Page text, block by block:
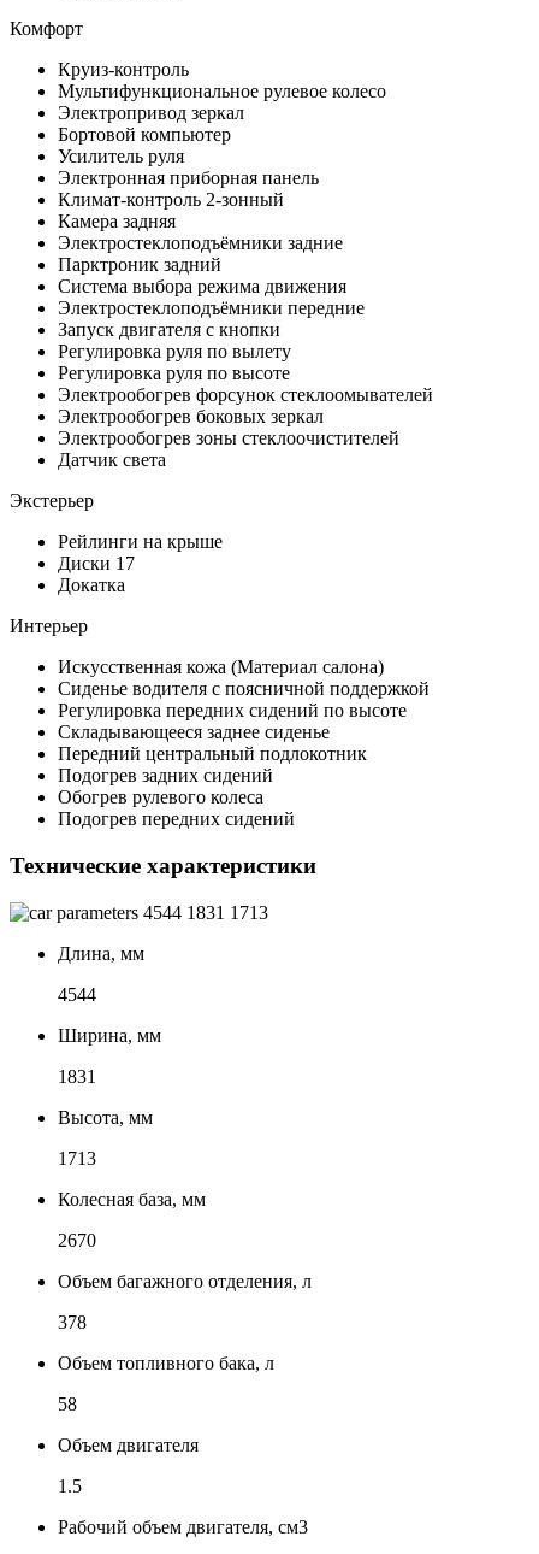
Комфорт
Круиз-контроль
Мультифункциональное рулевое колесо
Электропривод зеркал
Бортовой компьютер
Усилитель руля
Электронная приборная панель
Климат-контроль 2-зонный
Камера задняя
Электростеклоподъёмники задние
Парктроник задний
Система выбора режима движения
Электростеклоподъёмники передние
Запуск двигателя с кнопки
Регулировка руля по вылету
Регулировка руля по высоте
Электрообогрев форсунок стеклоомывателей
Электрообогрев боковых зеркал
Электрообогрев зоны стеклоочистителей
Датчик света
Экстерьер
Рейлинги на крыше
Диски 17
Докатка
Интерьер
Искусственная кожа (Материал салона)
Сиденье водителя с поясничной поддержкой
Регулировка передних сидений по высоте
Складывающееся заднее сиденье
Передний центральный подлокотник
Подогрев задних сидений
Обогрев рулевого колеса
Подогрев передних сидений
Технические характеристики
4544 1831 1713
Длина, мм
4544
Ширина, мм
1831
Высота, мм
1713
Колесная база, мм
2670
Объем багажного отделения, л
378
Объем топливного бака, л
58
Объем двигателя
1.5
Рабочий объем двигателя, см3